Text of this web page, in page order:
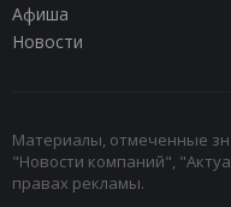
Афиша
Новости
Материалы, отмеченные
"Новости компаний",
правах рекламы.